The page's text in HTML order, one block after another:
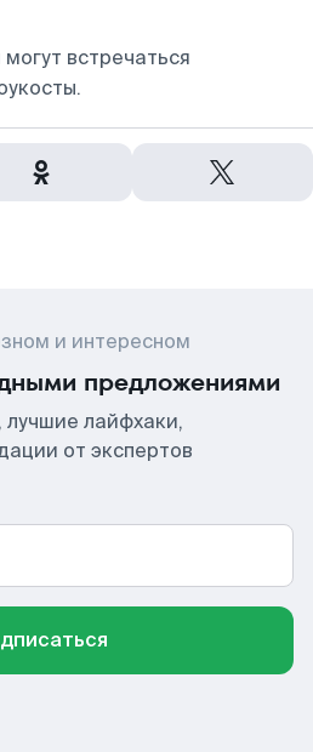
встречаться
и интересном
предложениями
лайфхаки,
от экспертов